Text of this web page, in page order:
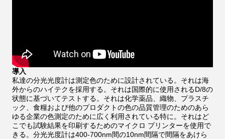
導入
私達の分光光度計は測定色のために設計されている。それは海
外からのハイテクを採用する。それは国際的に使用されるD/8の
状態に基づいてテストする。それは化学薬品、織物、プラスチ
ック、食糧および他のプロダクトの色の品質管理のためのあら
ゆる企業の色測定のために広く利用されている特に。それはど
こでも試験結果を印刷するためのマイクロ プリンターを使用で
きる。分光光度計は400-700nm間の10nm間隔で間隔をあけら